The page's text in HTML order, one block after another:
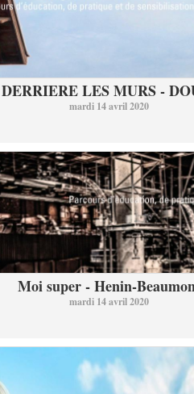
DERRIERE LES MURS -
mardi 14 avril 2020
Moi super - Henin-
mardi 14 avril 2020